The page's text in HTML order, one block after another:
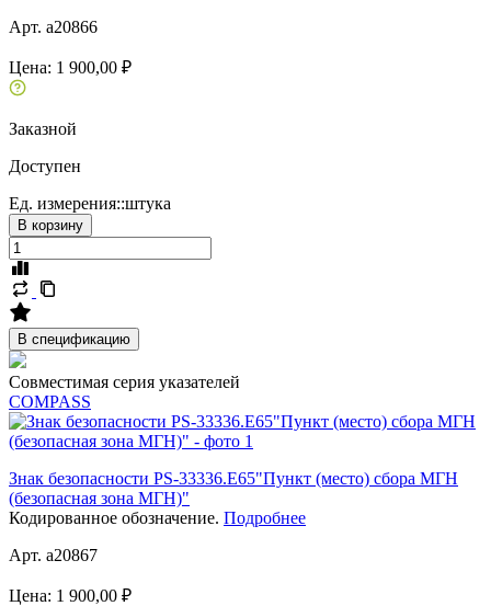
Арт. a20866
Цена: 1 900,00 ₽
Заказной
Доступен
Ед. измерения::штука
В корзину
В спецификацию
Совместимая серия указателей
COMPASS
Знак безопасности PS-33336.E65"Пункт (место) сбора МГН
(безопасная зона МГН)"
Кодированное обозначение. Подробнее
Арт. a20867
Цена: 1 900,00 ₽